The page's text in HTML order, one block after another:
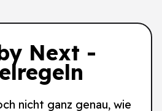
Next -
nicht ganz genau, wie